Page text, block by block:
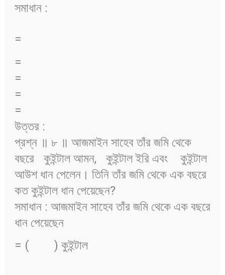
সমাধান :
=
=
=
=
=
উত্তর :
প্রশ্ন ॥ ৮ ॥ আজমাইন সাহেব তাঁর জমি থেকে
বছরে
কুইন্টাল আমন, কুইন্টাল ইরি এবং
কুইন্টাল
আউশ ধান পেলেন। তিনি তাঁর জমি থেকে এক বছরে
কত কুইন্টাল ধান পেয়েছেন?
সমাধান : আজমাইন সাহেব তাঁর জমি থেকে এক বছরে
ধান পেয়েছেন
= (
) কুইন্টাল